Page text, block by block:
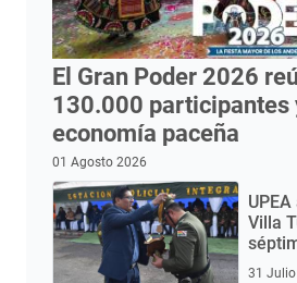
El Gran Poder 2026
130.000 participantes
economía paceña
01 Agosto 2026
Villa
31